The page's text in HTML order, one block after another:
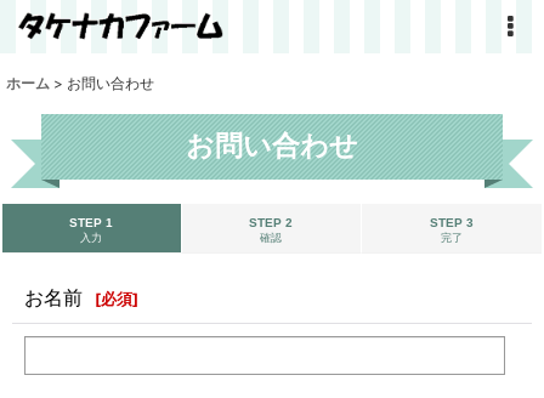
ホーム > お問い合わせ
お問い合わせ
STEP 1
入力
STEP 2
確認
STEP 3
完了
お名前 [必須]